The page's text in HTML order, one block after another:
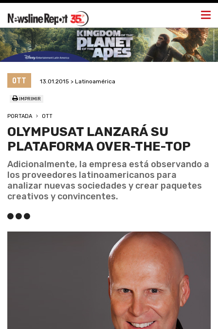
OTT 13.01.2015 > Latinoamérica
IMPRIMIR
PORTADA OTT
OLYMPUSAT LANZARÁ SU
PLATAFORMA OVER-THE-TOP
Adicionalmente, la empresa está observando a
los proveedores latinoamericanos para
analizar nuevas sociedades y crear paquetes
creativos y convincentes.